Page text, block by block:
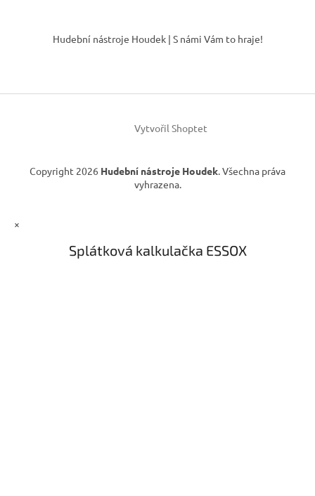
a
r
k
y
p
i
í
Hudební nástroje Houdek | S námi Vám to hraje!
Vytvořil Shoptet
Copyright 2026 Hudební nástroje Houdek. Všechna práva
vyhrazena.
×
Splátková kalkulačka ESSOX